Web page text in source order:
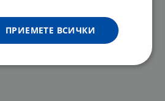
ПРИЕМЕТЕ ВСИЧКИ